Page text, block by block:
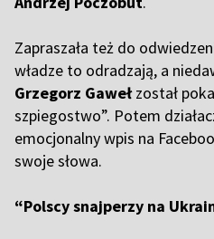
Zapraszała też do
władze to odradzają, a
Grzegorz Gawełzostał
szpiegostwo”. Potem
emocjonalny wpis na
swoje słowa.
“Polscy snajperzy na